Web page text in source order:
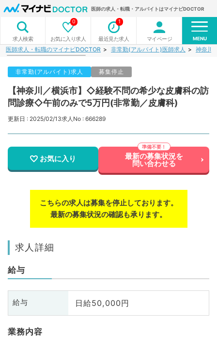
医師の求人・転職・アルバイトはマイナビDOCTOR
求人検索 お気に入り求人
0
最近見た求人
1
マイページ MENU
医師求人・転職のマイナビDOCTOR 非常勤(アルバイト)医師求人 神奈川
非常勤(アルバイト)求人 募集停止
【神奈川／横浜市】◇経験不問の希少な皮膚科の訪
問診療◇午前のみで5万円(非常勤／皮膚科)
更新日 : 2025/02/13求人No : 666289
お気に入り 最新の募集状況を
問い合わせる
こちらの求人は募集を停止しております。
最新の募集状況の確認も承ります。
求人詳細
給与
給与 日給50,000円
業務内容